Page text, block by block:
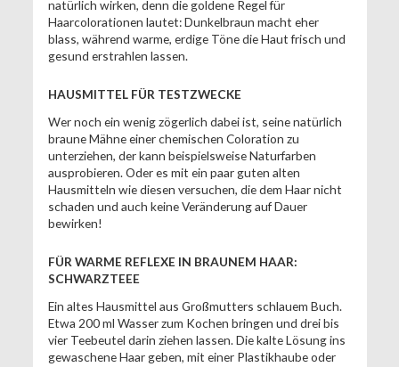
natürlich wirken, denn die goldene Regel für
Haarcolorationen lautet: Dunkelbraun macht eher
blass, während warme, erdige Töne die Haut frisch und
gesund erstrahlen lassen.
HAUSMITTEL FÜR TESTZWECKE
Wer noch ein wenig zögerlich dabei ist, seine natürlich
braune Mähne einer chemischen Coloration zu
unterziehen, der kann beispielsweise Naturfarben
ausprobieren. Oder es mit ein paar guten alten
Hausmitteln wie diesen versuchen, die dem Haar nicht
schaden und auch keine Veränderung auf Dauer
bewirken!
FÜR WARME REFLEXE IN BRAUNEM HAAR:
SCHWARZTEEE
Ein altes Hausmittel aus Großmutters schlauem Buch.
Etwa 200 ml Wasser zum Kochen bringen und drei bis
vier Teebeutel darin ziehen lassen. Die kalte Lösung ins
gewaschene Haar geben, mit einer Plastikhaube oder